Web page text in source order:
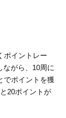
ポイントレー
ながら、10周に
でポイントを獲
20ポイントが